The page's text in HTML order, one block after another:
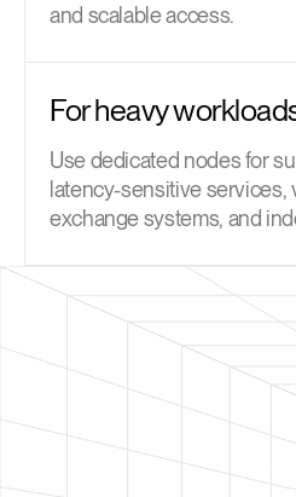
and scalable access.
For heavy
Use dedicated nodes for
latency-sensitive services,
exchange systems, and